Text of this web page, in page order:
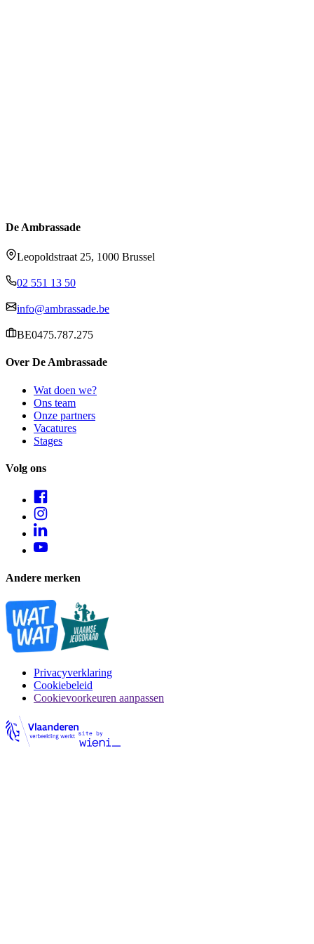
De Ambrassade
Leopoldstraat 25, 1000 Brussel
02 551 13 50
info@ambrassade.be
BE0475.787.275
Over De Ambrassade
Wat doen we?
Ons team
Onze partners
Vacatures
Stages
Volg ons
Andere merken
Privacyverklaring
Cookiebeleid
Cookievoorkeuren aanpassen